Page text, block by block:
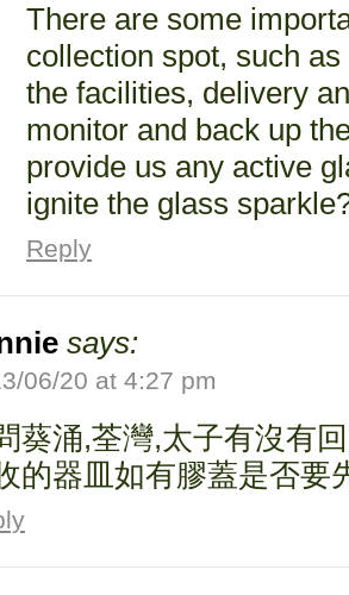
There are some
collection spot, such
the facilities, delivery
monitor and back up
provide us any active
ignite the glass
Reply
says:
06/20 at 4:27 pm
葵涌,荃灣,太子有沒有
的器皿如有膠蓋是否要